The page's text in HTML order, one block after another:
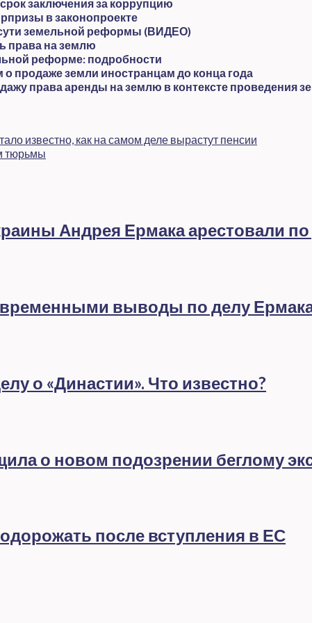
заключения за коррупцию
в законопроекте
земельной реформы (ВИДЕО)
права на землю
реформе: подробности
продаже земли иностранцам до конца года
права аренды на землю в контексте проведения
известно, как на самом деле вырастут пенсии
тюрьмы
Андрея Ермака арестовали
выводы по делу
о «Династии». Что известно?
о новом подозрении беглому
после вступления в ЕС